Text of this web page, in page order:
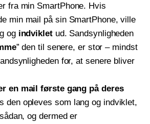
fra min SmartPhone. Hvis
min mail på sin SmartPhone, ville
og indvikletud. Sandsynligheden
” den til senere, er stor – mindst
for, at senere bliver
en mail første gang på deres
den opleves som lang og indviklet,
og dermed er